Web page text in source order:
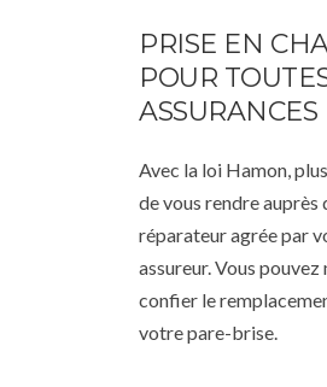
PRISE EN
POUR
ASSURANCES
Avec la loi Hamon,
de vous rendre auprès
réparateur agrée par
assureur. Vous pouvez
confier le
votre pare-brise.